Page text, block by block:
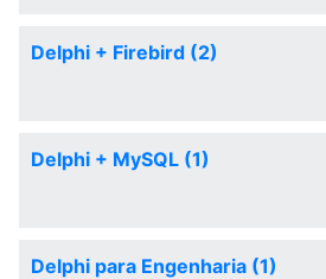
Delphi + Firebird (2)
Delphi + MySQL (1)
Delphi para Engenharia (1)